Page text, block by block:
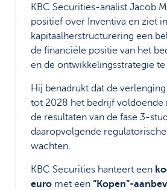
KBC Securities-analist Jacob
positief over Inventiva en ziet
kapitaalherstructurering een
de financiële positie van het
en de ontwikkelingsstrategie
Hij benadrukt dat de
tot 2028 het bedrijf voldoende
de resultaten van de fase 3-
daaropvolgende
wachten.
KBC Securities hanteert een
euro met een “Kopen”-